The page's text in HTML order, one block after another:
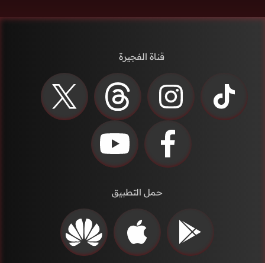
قناة الفجيرة
حمل التطبيق